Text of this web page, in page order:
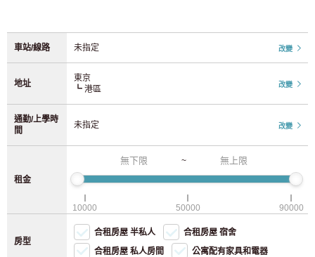
車站/線路 未指定 改變
地址
東京
┗ 港區
改變
通勤/上學時
間
未指定 改變
租金
~
10000 50000 90000
房型
合租房屋 半私人
合租房屋 宿舍
合租房屋 私人房間
公寓配有家具和電器
JR湘南新宿線
上野東京線 (4)
JR常磐線 (32)
(8)
JR橫濱線 (28)
京都 (9)
兵庫縣
九州
福岡 (118)
無押金
無需禮金
【0日圓仲介費
特徵標籤
可容納2人
無線網路（免費）
自行車停車（自行車）
自行車停放（輕型摩托車）